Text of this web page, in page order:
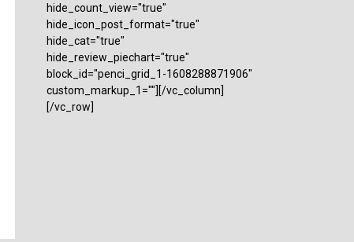
hide_count_view="true"
hide_icon_post_format="true"
hide_cat="true"
hide_review_piechart="true"
block_id="penci_grid_1-1608288871906"
custom_markup_1=""][/vc_column]
[/vc_row]